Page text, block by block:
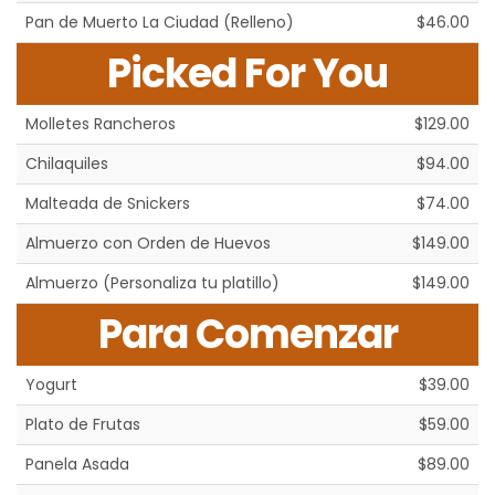
Pan de Muerto La Ciudad (Relleno) $46.00
Picked For You
Molletes Rancheros
$129.00
Chilaquiles
$94.00
Malteada de Snickers
$74.00
Almuerzo con Orden de Huevos
$149.00
Almuerzo (Personaliza tu platillo)
$149.00
Para Comenzar
Yogurt
$39.00
Plato de Frutas
$59.00
Panela Asada
$89.00